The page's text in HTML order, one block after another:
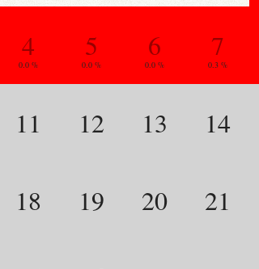
4
0.0 %
5
0.0 %
6
0.0 %
7
0.3 %
11 12 13 14
18 19 20 21